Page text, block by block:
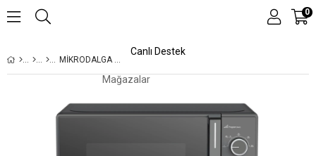
Canlı Destek
Mağazalar
Teknolojiler
0
MİKRODALGA FIRIN